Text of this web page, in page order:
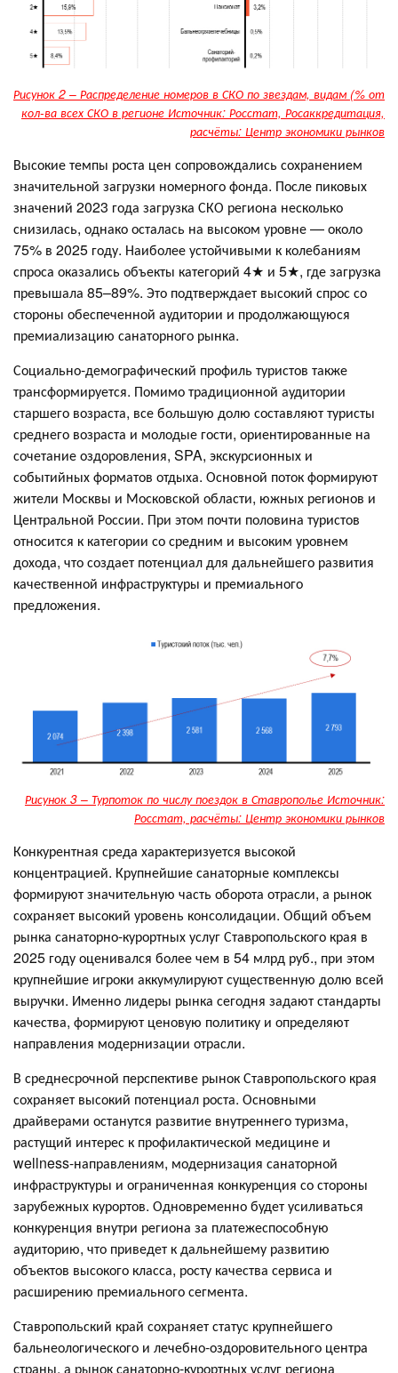
Рисунок 2 – Распределение номеров в СКО по звездам, видам (% от
кол-ва всех СКО в регионе Источник: Росстат, Росаккредитация,
расчёты: Центр экономики рынков
Высокие темпы роста цен сопровождались сохранением
значительной загрузки номерного фонда. После пиковых
значений 2023 года загрузка СКО региона несколько
снизилась, однако осталась на высоком уровне — около
75% в 2025 году. Наиболее устойчивыми к колебаниям
спроса оказались объекты категорий 4★ и 5★, где загрузка
превышала 85–89%. Это подтверждает высокий спрос со
стороны обеспеченной аудитории и продолжающуюся
премиализацию санаторного рынка.
Социально-демографический профиль туристов также
трансформируется. Помимо традиционной аудитории
старшего возраста, все большую долю составляют туристы
среднего возраста и молодые гости, ориентированные на
сочетание оздоровления, SPA, экскурсионных и
событийных форматов отдыха. Основной поток формируют
жители Москвы и Московской области, южных регионов и
Центральной России. При этом почти половина туристов
относится к категории со средним и высоким уровнем
дохода, что создает потенциал для дальнейшего развития
качественной инфраструктуры и премиального
предложения.
Рисунок 3 – Турпоток по числу поездок в Ставрополье Источник:
Росстат, расчёты: Центр экономики рынков
Конкурентная среда характеризуется высокой
концентрацией. Крупнейшие санаторные комплексы
формируют значительную часть оборота отрасли, а рынок
сохраняет высокий уровень консолидации. Общий объем
рынка санаторно-курортных услуг Ставропольского края в
2025 году оценивался более чем в 54 млрд руб., при этом
крупнейшие игроки аккумулируют существенную долю всей
выручки. Именно лидеры рынка сегодня задают стандарты
качества, формируют ценовую политику и определяют
направления модернизации отрасли.
В среднесрочной перспективе рынок Ставропольского края
сохраняет высокий потенциал роста. Основными
драйверами останутся развитие внутреннего туризма,
растущий интерес к профилактической медицине и
wellness-направлениям, модернизация санаторной
инфраструктуры и ограниченная конкуренция со стороны
зарубежных курортов. Одновременно будет усиливаться
конкуренция внутри региона за платежеспособную
аудиторию, что приведет к дальнейшему развитию
объектов высокого класса, росту качества сервиса и
расширению премиального сегмента.
Ставропольский край сохраняет статус крупнейшего
бальнеологического и лечебно-оздоровительного центра
страны, а рынок санаторно-курортных услуг региона